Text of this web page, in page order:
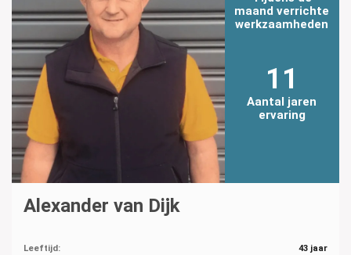
maand verrichte
werkzaamheden
11
Aantal jaren
ervaring
Alexander van Dijk
Leeftijd: 43 jaar